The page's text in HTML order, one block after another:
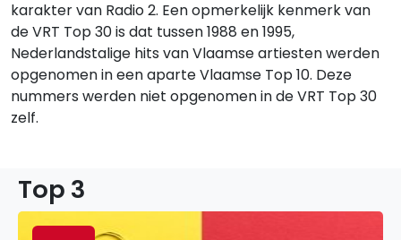
karakter van Radio 2. Een opmerkelijk kenmerk van
de VRT Top 30 is dat tussen 1988 en 1995,
Nederlandstalige hits van Vlaamse artiesten werden
opgenomen in een aparte Vlaamse Top 10. Deze
nummers werden niet opgenomen in de VRT Top 30
zelf.
Top 3